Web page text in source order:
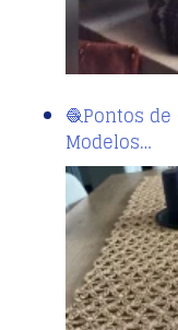
🧶Pontos
Modelos…